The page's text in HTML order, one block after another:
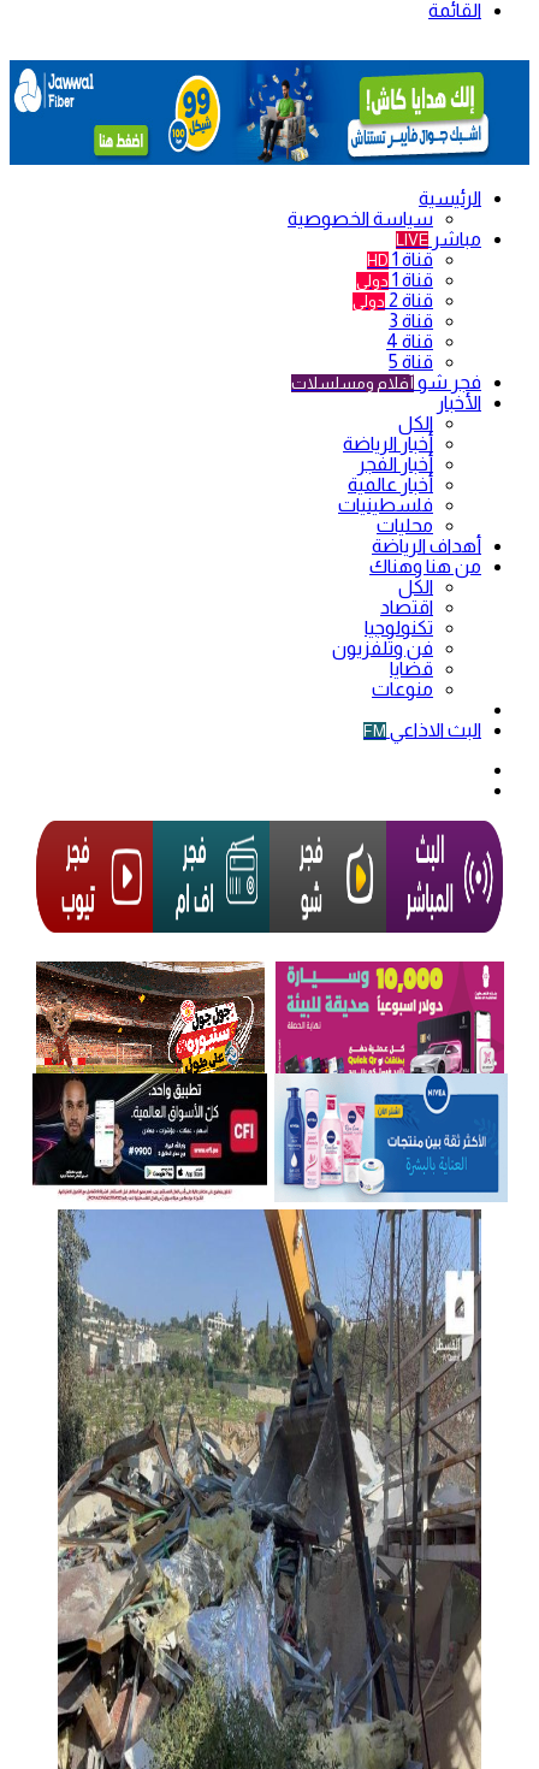
القائمة
الرئيسية
سياسة الخصوصية
مباشر LIVE
قناة 1 HD
قناة 1 دولي
قناة 2 دولي
قناة 3
قناة 4
قناة 5
فجر شو أفلام ومسلسلات
الأخبار
الكل
أخبار الرياضة
أخبار الفجر
أخبار عالمية
فلسطينيات
محليات
أهداف الرياضة
من هنا وهناك
الكل
اقتصاد
تكنولوجيا
فن وتلفزيون
قضايا
منوعات
البث الاذاعي FM